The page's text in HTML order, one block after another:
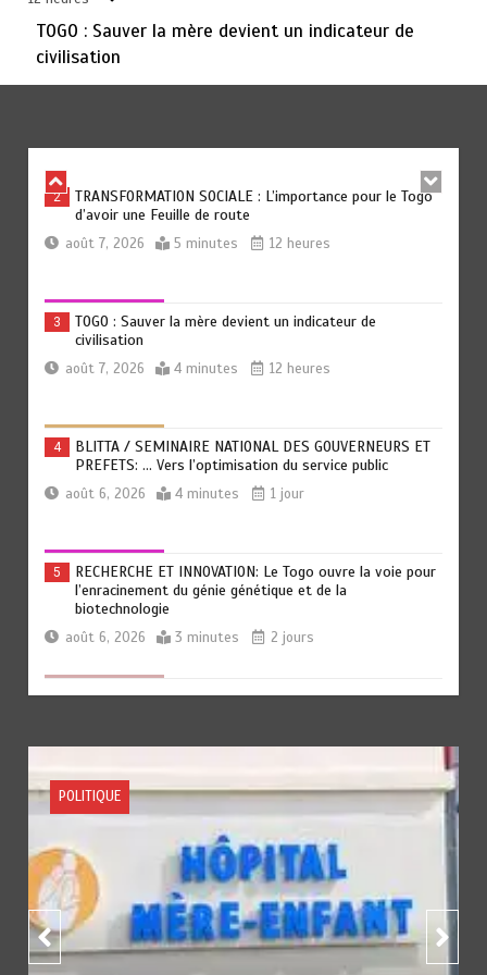
TOGO : Sauver la mère devient un indicateur de
civilisation
révélations chocs de Pep Guardiola…
2
TRANSFORMATION SOCIALE : L’importance pour le Togo
d’avoir une Feuille de route
août 7, 2026 5 minutes 12 heures
3
TOGO : Sauver la mère devient un indicateur de
civilisation
août 7, 2026 4 minutes 12 heures
4
BLITTA / SEMINAIRE NATIONAL DES GOUVERNEURS ET
PREFETS: … Vers l’optimisation du service public
août 6, 2026 4 minutes 1 jour
5
RECHERCHE ET INNOVATION: Le Togo ouvre la voie pour
l’enracinement du génie génétique et de la
biotechnologie
août 6, 2026 3 minutes 2 jours
6
TOGO : Bon vent dans les secteurs des transports et du
août 6, 2026 4 minutes 2 jours
RODRI AU BARÇA PLUTOT QU’AU REAL MADRID : Les
révélations chocs de Pep Guardiola…
août 7, 2026 5 minutes 11 heures
2
TRANSFORMATION SOCIALE : L’importance pour le Togo
ACTUALITE FOOTBALL SPORTS